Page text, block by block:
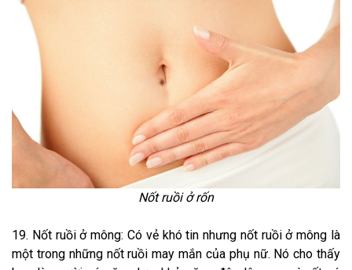
Nốt ruồi ở rốn
19. Nốt ruồi ở mông: Có vẻ khó tin nhưng nốt ruồi ở mông là
một trong những nốt ruồi may mắn của phụ nữ. Nó cho thấy